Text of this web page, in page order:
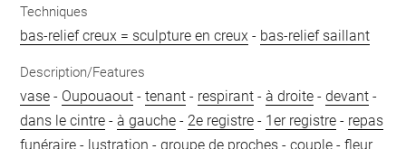
Techniques
bas-relief creux = sculpture en creux - bas-relief saillant
Description/Features
vase - Oupouaout -tenant - respirant -à droite -devant -
dans le cintre -à gauche - 2e registre - 1er registre - repas
funéraire - lustration -groupe de proches -couple -fleur